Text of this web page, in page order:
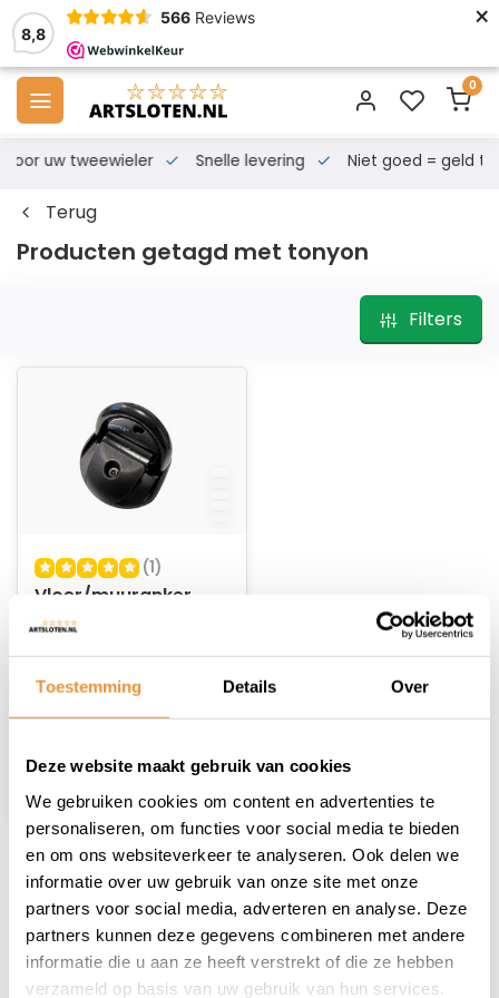
Toestemming Details Over
Deze website maakt gebruik van cookies
We gebruiken cookies om content en advertenties te
personaliseren, om functies voor social media te bieden
en om ons websiteverkeer te analyseren. Ook delen we
informatie over uw gebruik van onze site met onze
partners voor social media, adverteren en analyse. Deze
partners kunnen deze gegevens combineren met andere
informatie die u aan ze heeft verstrekt of die ze hebben
verzameld op basis van uw gebruik van hun services.
8,8
566 Reviews ×
0
voor uw tweewieler Snelle levering Niet goed = geld
Terug
Producten getagd met tonyon
Filters
(1)
Vloer/muuranker
ART-4 MBT4287
Op voorraad
34,95
1